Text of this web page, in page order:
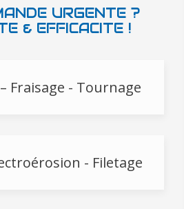
URGENTE ?
& EFFICACITE !
Fraisage - Tournage
- Filetage